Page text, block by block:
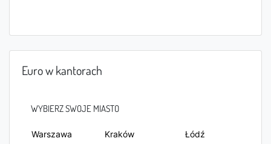
Euro w kantorach
WYBIERZ SWOJE MIASTO
Warszawa Kraków
Łódź